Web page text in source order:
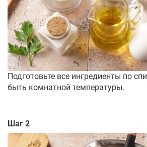
Подготовьте все ингредиенты по
быть комнатной температуры.
Шаг 2